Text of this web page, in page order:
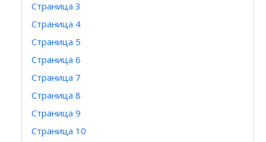
Страница 3
Страница 4
Страница 5
Страница 6
Страница 7
Страница 8
Страница 9
Страница 10